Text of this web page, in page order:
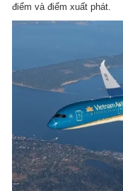
điểm và điểm xuất phát.